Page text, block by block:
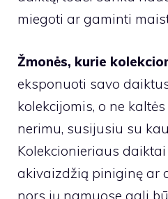
miegoti ar gaminti
Žmonės, kurie
eksponuoti savo
kolekcijomis, o ne
nerimu, susijusiu su
Kolekcionieriaus
akivaizdžią piniginę ar
nors jų namuose gali